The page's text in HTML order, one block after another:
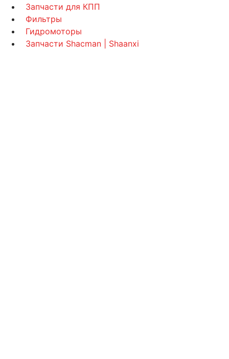
Запчасти для КПП
Фильтры
Гидромоторы
Запчасти Shacman | Shaanxi